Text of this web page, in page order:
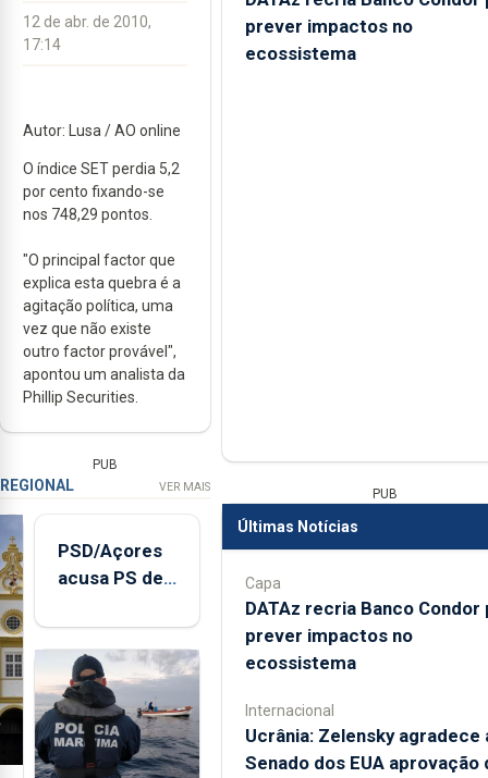
12 de abr. de 2010,
17:14
Autor: Lusa / AO online
O índice SET perdia 5,2
por cento fixando-se
nos 748,29 pontos.
"O principal factor que
explica esta quebra é a
agitação política, uma
vez que não existe
outro factor provável",
apontou um analista da
Phillip Securities.
PUB
REGIONAL VER MAIS
PSD/Açores
acusa PS de
contraditória"
sobre
evolução
turística
prever impactos no
ecossistema
PUB
Últimas Notícias
Capa
DATAz recria Banco Condor
prever impactos no
ecossistema
Internacional
Ucrânia: Zelensky agradece
Senado dos EUA aprovação